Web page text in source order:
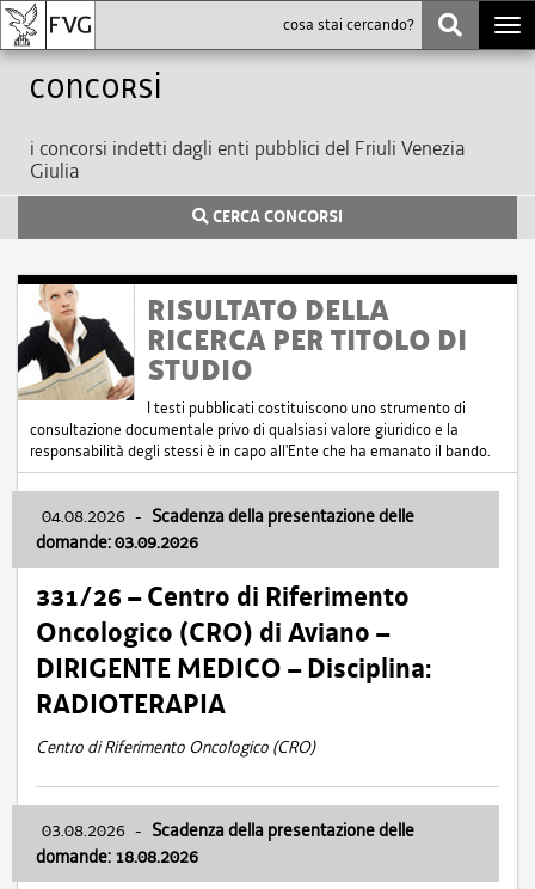
Concorsi
i concorsi indetti dagli enti pubblici del Friuli Venezia
Giulia
CERCA CONCORSI
RISULTATO DELLA
RICERCA PER TITOLO DI
STUDIO
I testi pubblicati costituiscono uno strumento di
consultazione documentale privo di qualsiasi valore giuridico e la
responsabilità degli stessi è in capo all'Ente che ha emanato il bando.
04.08.2026 - Scadenza della presentazione delle
domande: 03.09.2026
331/26 – Centro di Riferimento
Oncologico (CRO) di Aviano –
DIRIGENTE MEDICO – Disciplina:
RADIOTERAPIA
Centro di Riferimento Oncologico (CRO)
03.08.2026 - Scadenza della presentazione delle
domande: 18.08.2026